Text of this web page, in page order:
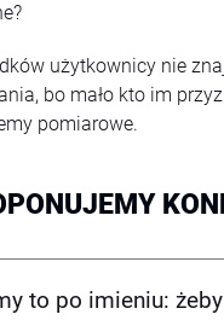
użytkownicy nie
bo mało kto im
pomiarowe.
to po imieniu: żeby